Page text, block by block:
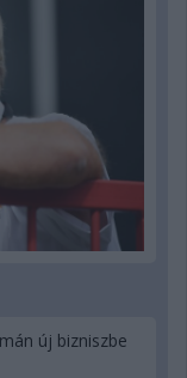
új bizniszbe